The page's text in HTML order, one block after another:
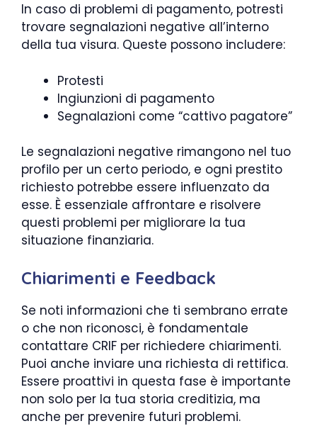
In caso di problemi di pagamento, potresti
trovare segnalazioni negative all’interno
della tua visura. Queste possono includere:
Protesti
Ingiunzioni di pagamento
Segnalazioni come “cattivo pagatore”
Le segnalazioni negative rimangono nel tuo
profilo per un certo periodo, e ogni prestito
richiesto potrebbe essere influenzato da
esse. È essenziale affrontare e risolvere
questi problemi per migliorare la tua
situazione finanziaria.
Chiarimenti e Feedback
Se noti informazioni che ti sembrano errate
o che non riconosci, è fondamentale
contattare CRIF per richiedere chiarimenti.
Puoi anche inviare una richiesta di rettifica.
Essere proattivi in questa fase è importante
non solo per la tua storia creditizia, ma
anche per prevenire futuri problemi.